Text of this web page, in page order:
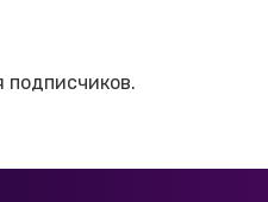
подписчиков.